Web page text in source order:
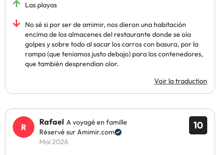
Las playas
No sé si por ser de amimir, nos dieron una habitación
encima de los almacenes del restaurante donde se oía
golpes y sobre todo al sacar los carros con basura, por la
rampa (que teniamos justo debajo) para los contenedores,
que también desprendian olor.
Voir la traduction
10
Rafael A voyagé en famille
Réservé sur Amimir.com
Mai 2026